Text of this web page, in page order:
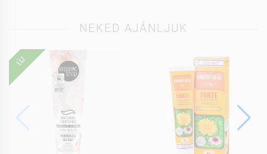
NEKED AJÁNLJUK
ÚJ